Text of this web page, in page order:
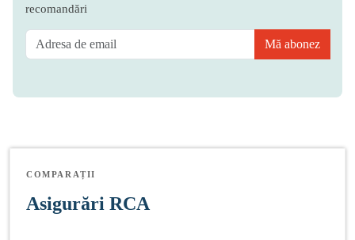
recomandări
Mă abonez
COMPARAȚII
Asigurări RCA